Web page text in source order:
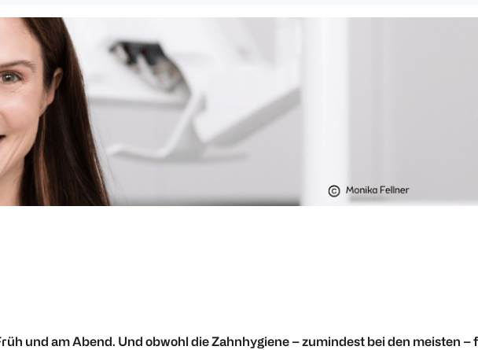
und am Abend. Und obwohl die Zahnhygiene – zumindest bei den meisten –